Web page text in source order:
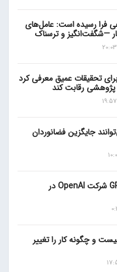
رسیده است: عامل‌های
و ترسناک
تحقیقات عمیق معرفی کرد
پژوهشی رقابت کند
جایگزین فضانوردان
گزارش‌ها از ناکامی GPT-5 شرکت OpenAI در
و چگونه کار را تغییر